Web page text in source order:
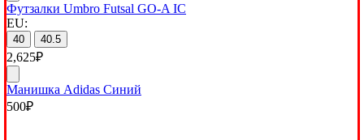
Футзалки Umbro Futsal GO-A IC
EU:
40 40.5
2,625₽
Манишка Adidas Синий
500₽